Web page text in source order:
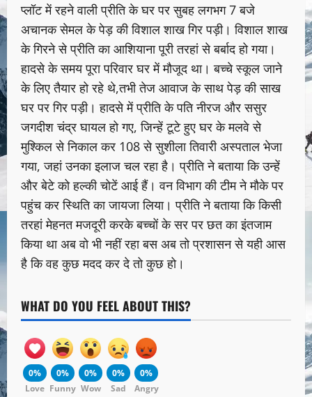
प्लॉट में रहने वाली प्रीति के घर पर सुबह लगभग 7 बजे
अचानक सेमल के पेड़ की विशाल शाख गिर पड़ी। विशाल शाख
के गिरने से प्रीति का आशियाना पूरी तरहां से बर्बाद हो गया।
हादसे के समय पूरा परिवार घर में मौजूद था। बच्चे स्कूल जाने
के लिए तैयार हो रहे थे,तभी तेज आवाज के साथ पेड़ की साख
घर पर गिर पड़ी। हादसे में प्रीति के पति नीरज और ससुर
जगदीश चंद्र घायल हो गए, जिन्हें टूटे हुए घर के मलवे से
मुश्किल से निकाल कर 108 से सुशीला तिवारी अस्पताल भेजा
गया, जहां उनका इलाज चल रहा है। प्रीति ने बताया कि उन्हें
और बेटे को हल्की चोटें आई हैं। वन विभाग की टीम ने मौके पर
पहुंच कर स्थिति का जायजा लिया। प्रीति ने बताया कि किसी
तरहां मेहनत मजदूरी करके बच्चों के सर पर छत का इंतजाम
किया था अब वो भी नहीं रहा बस अब तो प्रशासन से यही आस
है कि वह कुछ मदद कर दे तो कुछ हो।
WHAT DO YOU FEEL ABOUT THIS?
0%
Love
0%
Funny
0%
Wow
0%
Sad
0%
Angry